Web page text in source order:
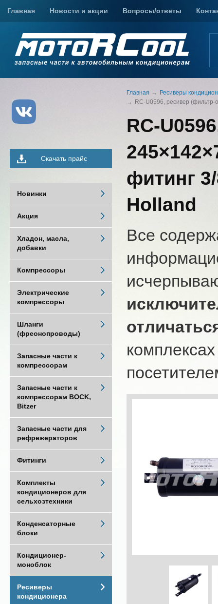
Главная Новости и акции Вопросы/ответы
Главная
Ресиверы
RC-U0596, ресивер
RC-
фитинг
Holland
Все
Скачать прайс
Новинки
Акция
Хладон, масла,
добавки
Компрессоры
Электрические
компрессоры
Шланги
(фреонопроводы)
Запасные части к
компрессорам
Запасные части к
компрессорам BOCK,
Bitzer
Запасные части для
рефрежераторов
Фитинги
Комплекты
кондиционеров для
сельхозтехники
Конденсаторные
блоки
Кондиционер-
моноблок
Ресиверы
кондиционера